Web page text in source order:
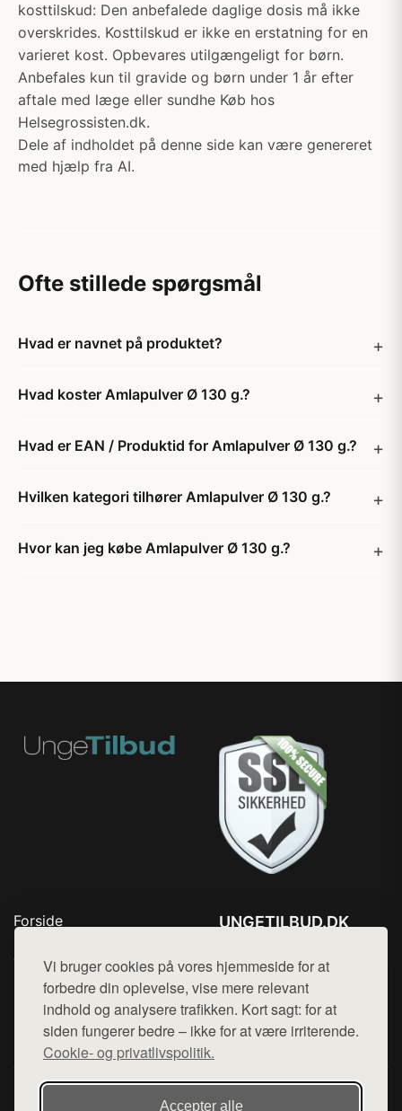
Vi bruger cookies på vores hjemmeside for at
forbedre din oplevelse, vise mere relevant
indhold og analysere trafikken. Kort sagt: for at
siden fungerer bedre – ikke for at være irriterende.
Cookie- og privatlivspolitik.
Accepter alle
kosttilskud: Den anbefalede daglige dosis må ikke
overskrides. Kosttilskud er ikke en erstatning for en
varieret kost. Opbevares utilgængeligt for børn.
Anbefales kun til gravide og børn under 1 år efter
aftale med læge eller sundhe Køb hos
Helsegrossisten.dk.
Dele af indholdet på denne side kan være genereret
med hjælp fra AI.
Ofte stillede spørgsmål
Hvad er navnet på produktet?
Hvad koster Amlapulver Ø 130 g.?
Hvad er EAN / Produktid for Amlapulver Ø 130 g.?
Hvilken kategori tilhører Amlapulver Ø 130 g.?
Hvor kan jeg købe Amlapulver Ø 130 g.?
Forside
Top Rabatter
Blog
Kontakt
UNGETILBUD.DK
Mail: hej@want.dk
Cookie- og privatlivspolitik
Denne side er en del af want.dk, der udgiver en række